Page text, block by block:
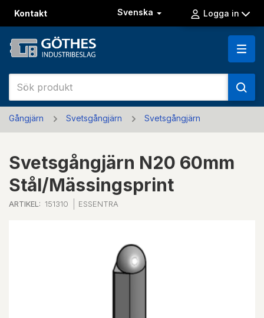
Kontakt Svenska Logga in
Gångjärn Svetsgångjärn Svetsgångjärn
Svetsgångjärn N20 60mm
Stål/Mässingsprint
ARTIKEL: 151310 ESSENTRA